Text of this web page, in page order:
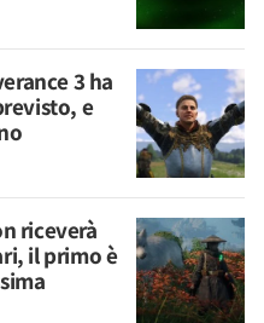
3 ha
e
riceverà
il primo è